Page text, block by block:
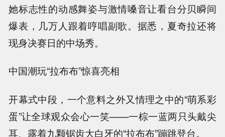
她标志性的动感舞姿与激情嗓音让看台分贝瞬间
爆表，几万人跟着哼唱副歌。据悉，夏奇拉还将
现身决赛日的中场秀。
中国潮玩“拉布布”惊喜亮相
开幕式中段，一个意料之外又情理之中的“萌系彩
蛋”让全球观众会心一笑——一棕一蓝两只头戴尖
耳、露着九颗锯齿大白牙的“拉布布”蹦跳登台。